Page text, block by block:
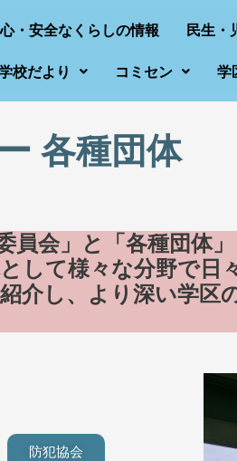
・安全なくらしの情報 民生・
校だより コミセン 学
各種団体
員会」と「各種団体
して様々な分野で日
介し、より深い学
防犯協会